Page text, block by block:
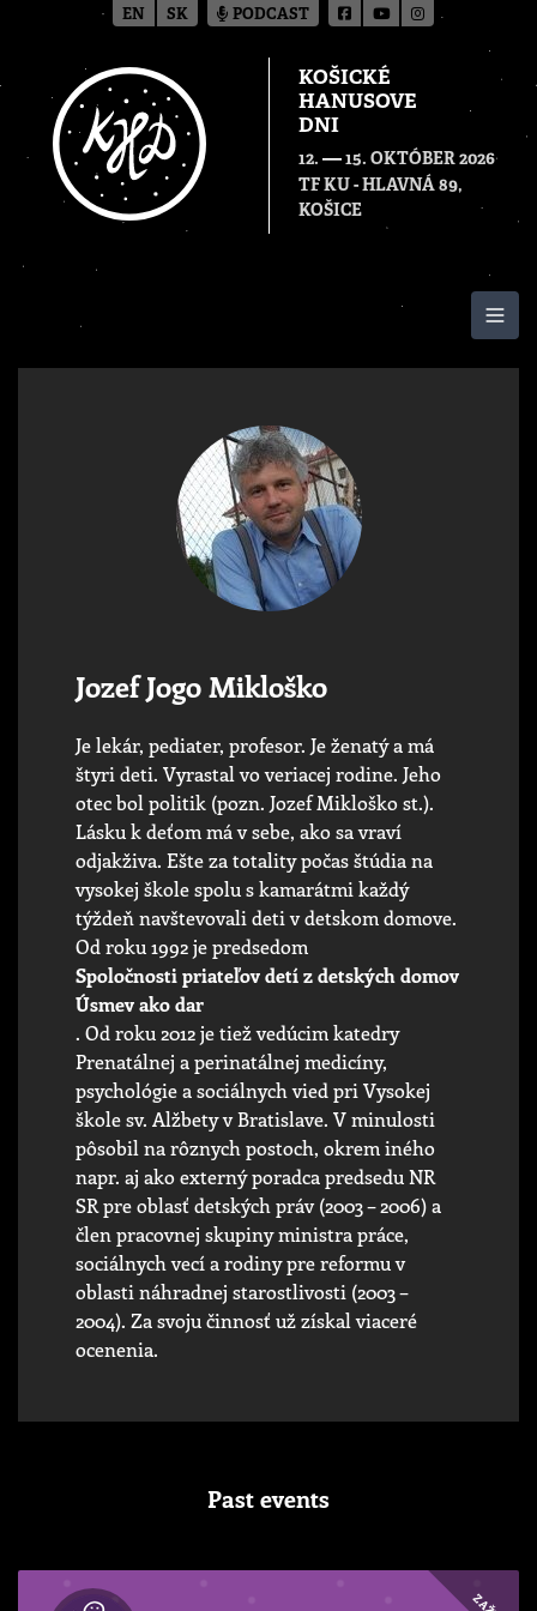
KOŠICKÉ
HANUSOVE
DNI
12. — 15. OKTÓBER 2026
TF KU - HLAVNÁ 89,
KOŠICE
Jozef Jogo Mikloško
Je lekár, pediater, profesor. Je ženatý a má
štyri deti. Vyrastal vo veriacej rodine. Jeho
otec bol politik (pozn. Jozef Mikloško st.).
Lásku k deťom má v sebe, ako sa vraví
odjakživa. Ešte za totality počas štúdia na
vysokej škole spolu s kamarátmi každý
týždeň navštevovali deti v detskom domove.
Od roku 1992 je predsedom
Spoločnosti priateľov detí z detských domov
Úsmev ako dar
. Od roku 2012 je tiež vedúcim katedry
Prenatálnej a perinatálnej medicíny,
psychológie a sociálnych vied pri Vysokej
škole sv. Alžbety v Bratislave. V minulosti
pôsobil na rôznych postoch, okrem iného
napr. aj ako externý poradca predsedu NR
SR pre oblasť detských práv (2003 – 2006) a
člen pracovnej skupiny ministra práce,
sociálnych vecí a rodiny pre reformu v
oblasti náhradnej starostlivosti (2003 –
2004). Za svoju činnosť už získal viaceré
ocenenia.
Past events
EN SK PODCAST